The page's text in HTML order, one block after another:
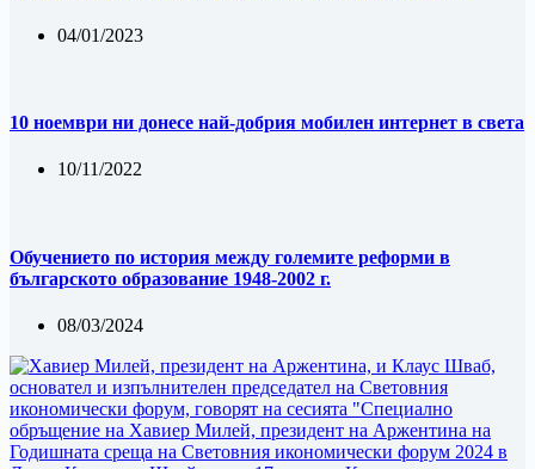
04/01/2023
10 ноември ни донесе най-добрия мобилен интернет в света
10/11/2022
Обучението по история между големите реформи в
българското образование 1948-2002 г.
08/03/2024